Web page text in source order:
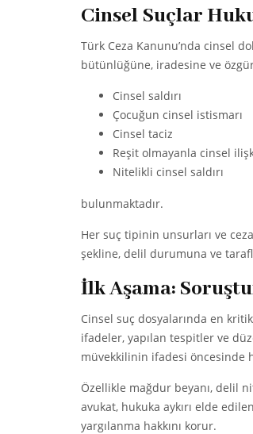
Cinsel Suçlar
Türk Ceza Kanunu’nda cinsel
bütünlüğüne, iradesine ve
Cinsel saldırı
Çocuğun cinsel istismarı
Cinsel taciz
Reşit olmayanla cinsel
Nitelikli cinsel saldırı
bulunmaktadır.
Her suç tipinin unsurları ve
şekline, delil durumuna ve
İlk Aşama:
Cinsel suç dosyalarında en
ifadeler, yapılan tespitler ve
müvekkilinin ifadesi öncesinde
Özellikle mağdur beyanı, delil
avukat, hukuka aykırı elde
yargılanma hakkını korur.